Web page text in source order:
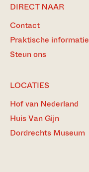
DIRECT NAAR
Contact
Praktische informatie
Steun ons
LOCATIES
Hof van Nederland
Huis Van Gijn
Dordrechts Museum